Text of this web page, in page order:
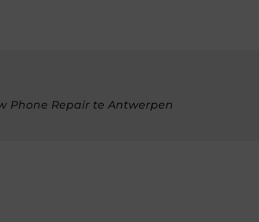
Phone Repair te Antwerpen